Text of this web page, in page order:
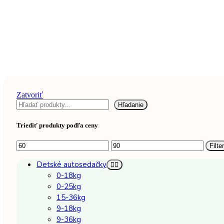
Zatvoriť
Hľadať
Hľadanie
Triediť produkty podľa ceny
Minimálna
cena
Maximálna
cena
Filter
Detské autosedačky
0-18kg
0-25kg
15-36kg
9-18kg
9-36kg